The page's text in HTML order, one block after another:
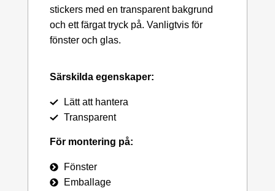
stickers med en transparent bakgrund
och ett färgat tryck på. Vanligtvis för
fönster och glas.
Särskilda egenskaper:
Lätt att hantera
Transparent
För montering på:
Fönster
Emballage